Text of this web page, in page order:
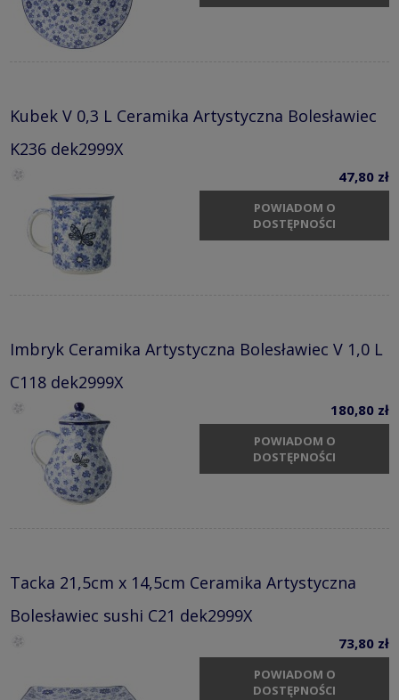
Kubek V 0,3 L Ceramika Artystyczna Bolesławiec
K236 dek2999X
47,80 zł
POWIADOM O
DOSTĘPNOŚCI
Imbryk Ceramika Artystyczna Bolesławiec V 1,0 L
C118 dek2999X
180,80 zł
POWIADOM O
DOSTĘPNOŚCI
Tacka 21,5cm x 14,5cm Ceramika Artystyczna
Bolesławiec sushi C21 dek2999X
73,80 zł
POWIADOM O
DOSTĘPNOŚCI